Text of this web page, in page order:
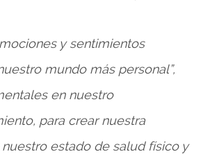
y sentimientos
mundo más personal”,
en nuestro
para crear nuestra
estado de salud físico y